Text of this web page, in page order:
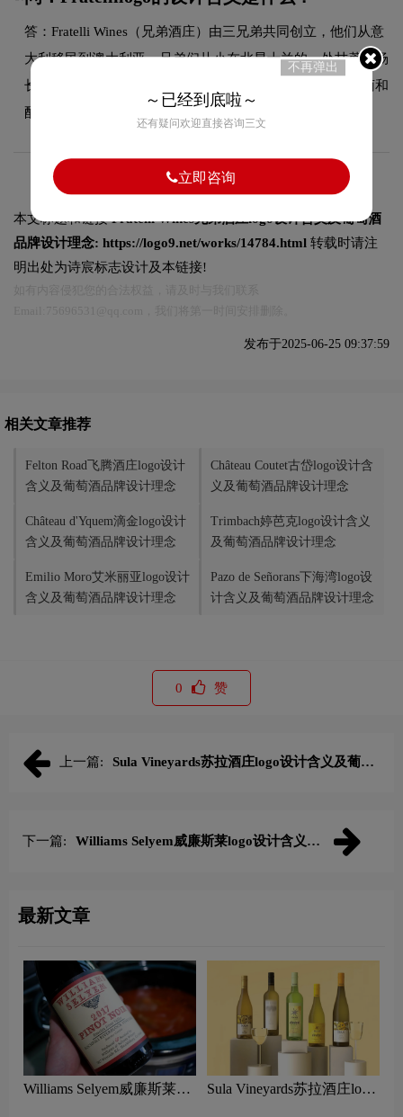
答：Fratelli Wines（兄弟酒庄）由三兄弟共同创立，他们从意
大利移民到澳大利亚。兄弟们从小在北昆士兰的一处甘蔗农场
长大，对土地充满热爱。凭借创业精神，他们选择种植葡萄和
酿造葡萄酒，希望用葡萄酒给消费者带来欢乐。
本文标题和链接Fratelli Wines兄弟酒庄logo设计含义及葡萄酒
品牌设计理念: https://logo9.net/works/14784.html 转载时请注
明出处为诗宸标志设计及本链接!
发布于2025-06-25 09:37:59
相关文章推荐
Felton Road飞腾酒庄logo设计
含义及葡萄酒品牌设计理念
Château Coutet古岱logo设计含
义及葡萄酒品牌设计理念
Château d'Yquem滴金logo设计
含义及葡萄酒品牌设计理念
Trimbach婷芭克logo设计含义
及葡萄酒品牌设计理念
Emilio Moro艾米丽亚logo设计
含义及葡萄酒品牌设计理念
Pazo de Señorans下海湾logo设
计含义及葡萄酒品牌设计理念
0 赞
上一篇:
Sula Vineyards苏拉酒庄logo设计含义及葡萄
下一篇:
Williams Selyem威廉斯莱logo设计含义及
最新文章
Williams Selyem威廉斯莱
Sula Vineyards苏拉酒庄logo
不再弹出
～已经到底啦～
还有疑问欢迎直接咨询三文
立即咨询